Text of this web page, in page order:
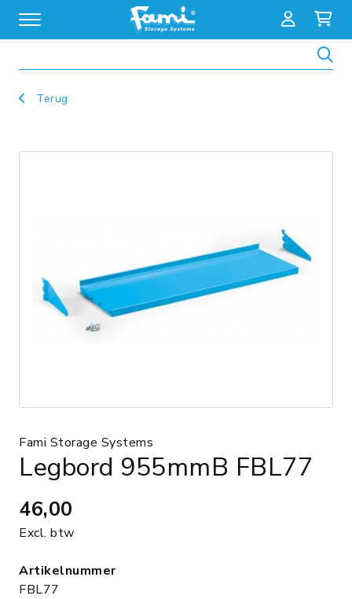
Terug
Fami Storage Systems
Legbord 955mmB FBL77
46,00
Excl. btw
Artikelnummer
FBL77